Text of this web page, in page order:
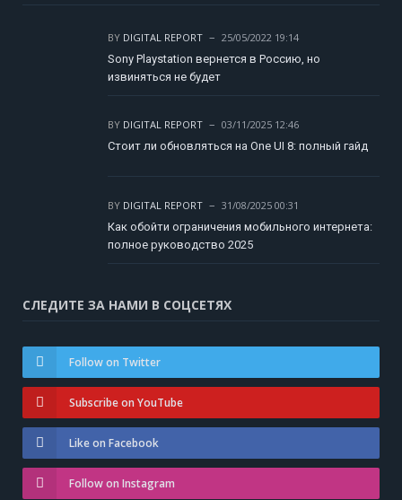
BY DIGITAL REPORT
25/05/2022 19:14
Sony Playstation вернется в Россию, но
извиняться не будет
BY DIGITAL REPORT
03/11/2025 12:46
Стоит ли обновляться на One UI 8: полный гайд
BY DIGITAL REPORT
31/08/2025 00:31
Как обойти ограничения мобильного интернета:
полное руководство 2025
СЛЕДИТЕ ЗА НАМИ В СОЦСЕТЯХ
Follow on Twitter
Subscribe on YouTube
Like on Facebook
Follow on Instagram